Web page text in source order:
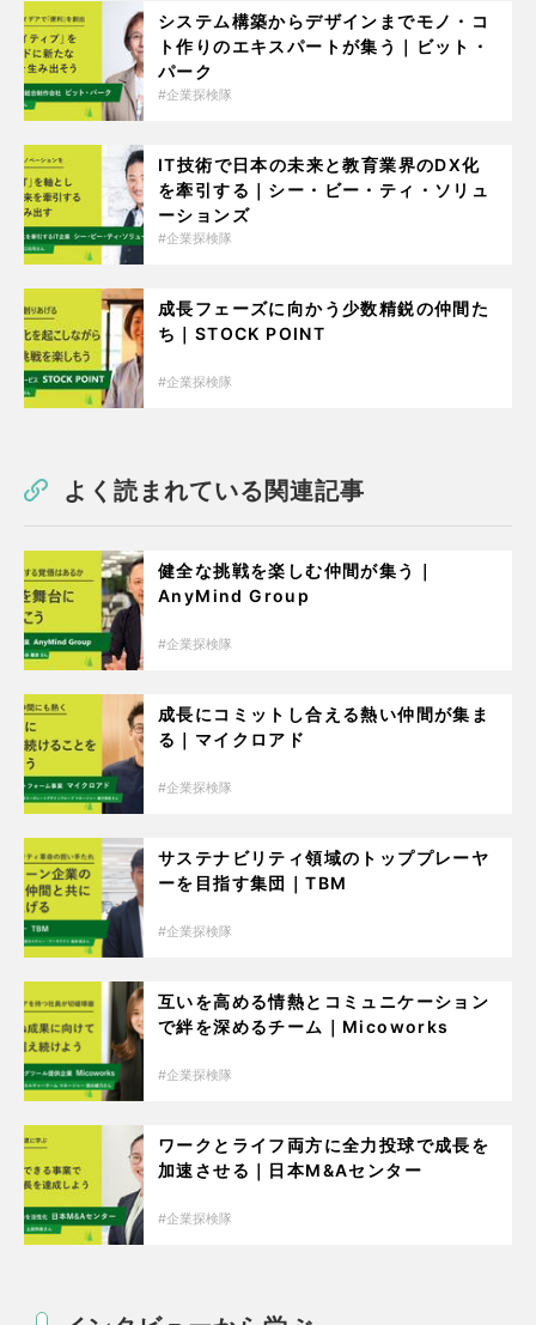
システム構築からデザインまでモノ・コ
ト作りのエキスパートが集う｜ビット・
パーク
企業探検隊
IT技術で日本の未来と教育業界のDX化
を牽引する｜シー・ビー・ティ・ソリュ
ーションズ
企業探検隊
成長フェーズに向かう少数精鋭の仲間た
ち｜STOCK POINT
企業探検隊
よく読まれている関連記事
健全な挑戦を楽しむ仲間が集う｜
AnyMind Group
企業探検隊
成長にコミットし合える熱い仲間が集ま
る｜マイクロアド
企業探検隊
サステナビリティ領域のトッププレーヤ
ーを目指す集団｜TBM
企業探検隊
互いを高める情熱とコミュニケーション
で絆を深めるチーム｜Micoworks
企業探検隊
ワークとライフ両方に全力投球で成長を
加速させる｜日本M&Aセンター
企業探検隊